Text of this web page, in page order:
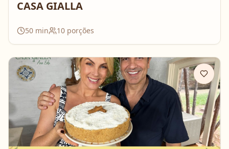
CASA GIALLA
50 min 10 porções